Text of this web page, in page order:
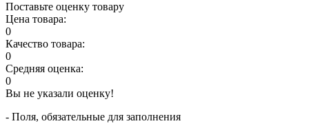
Поставьте оценку товару
Цена товара:
0
Качество товара:
0
Средняя оценка:
0
Вы не указали оценку!
- Поля, обязательные для заполнения